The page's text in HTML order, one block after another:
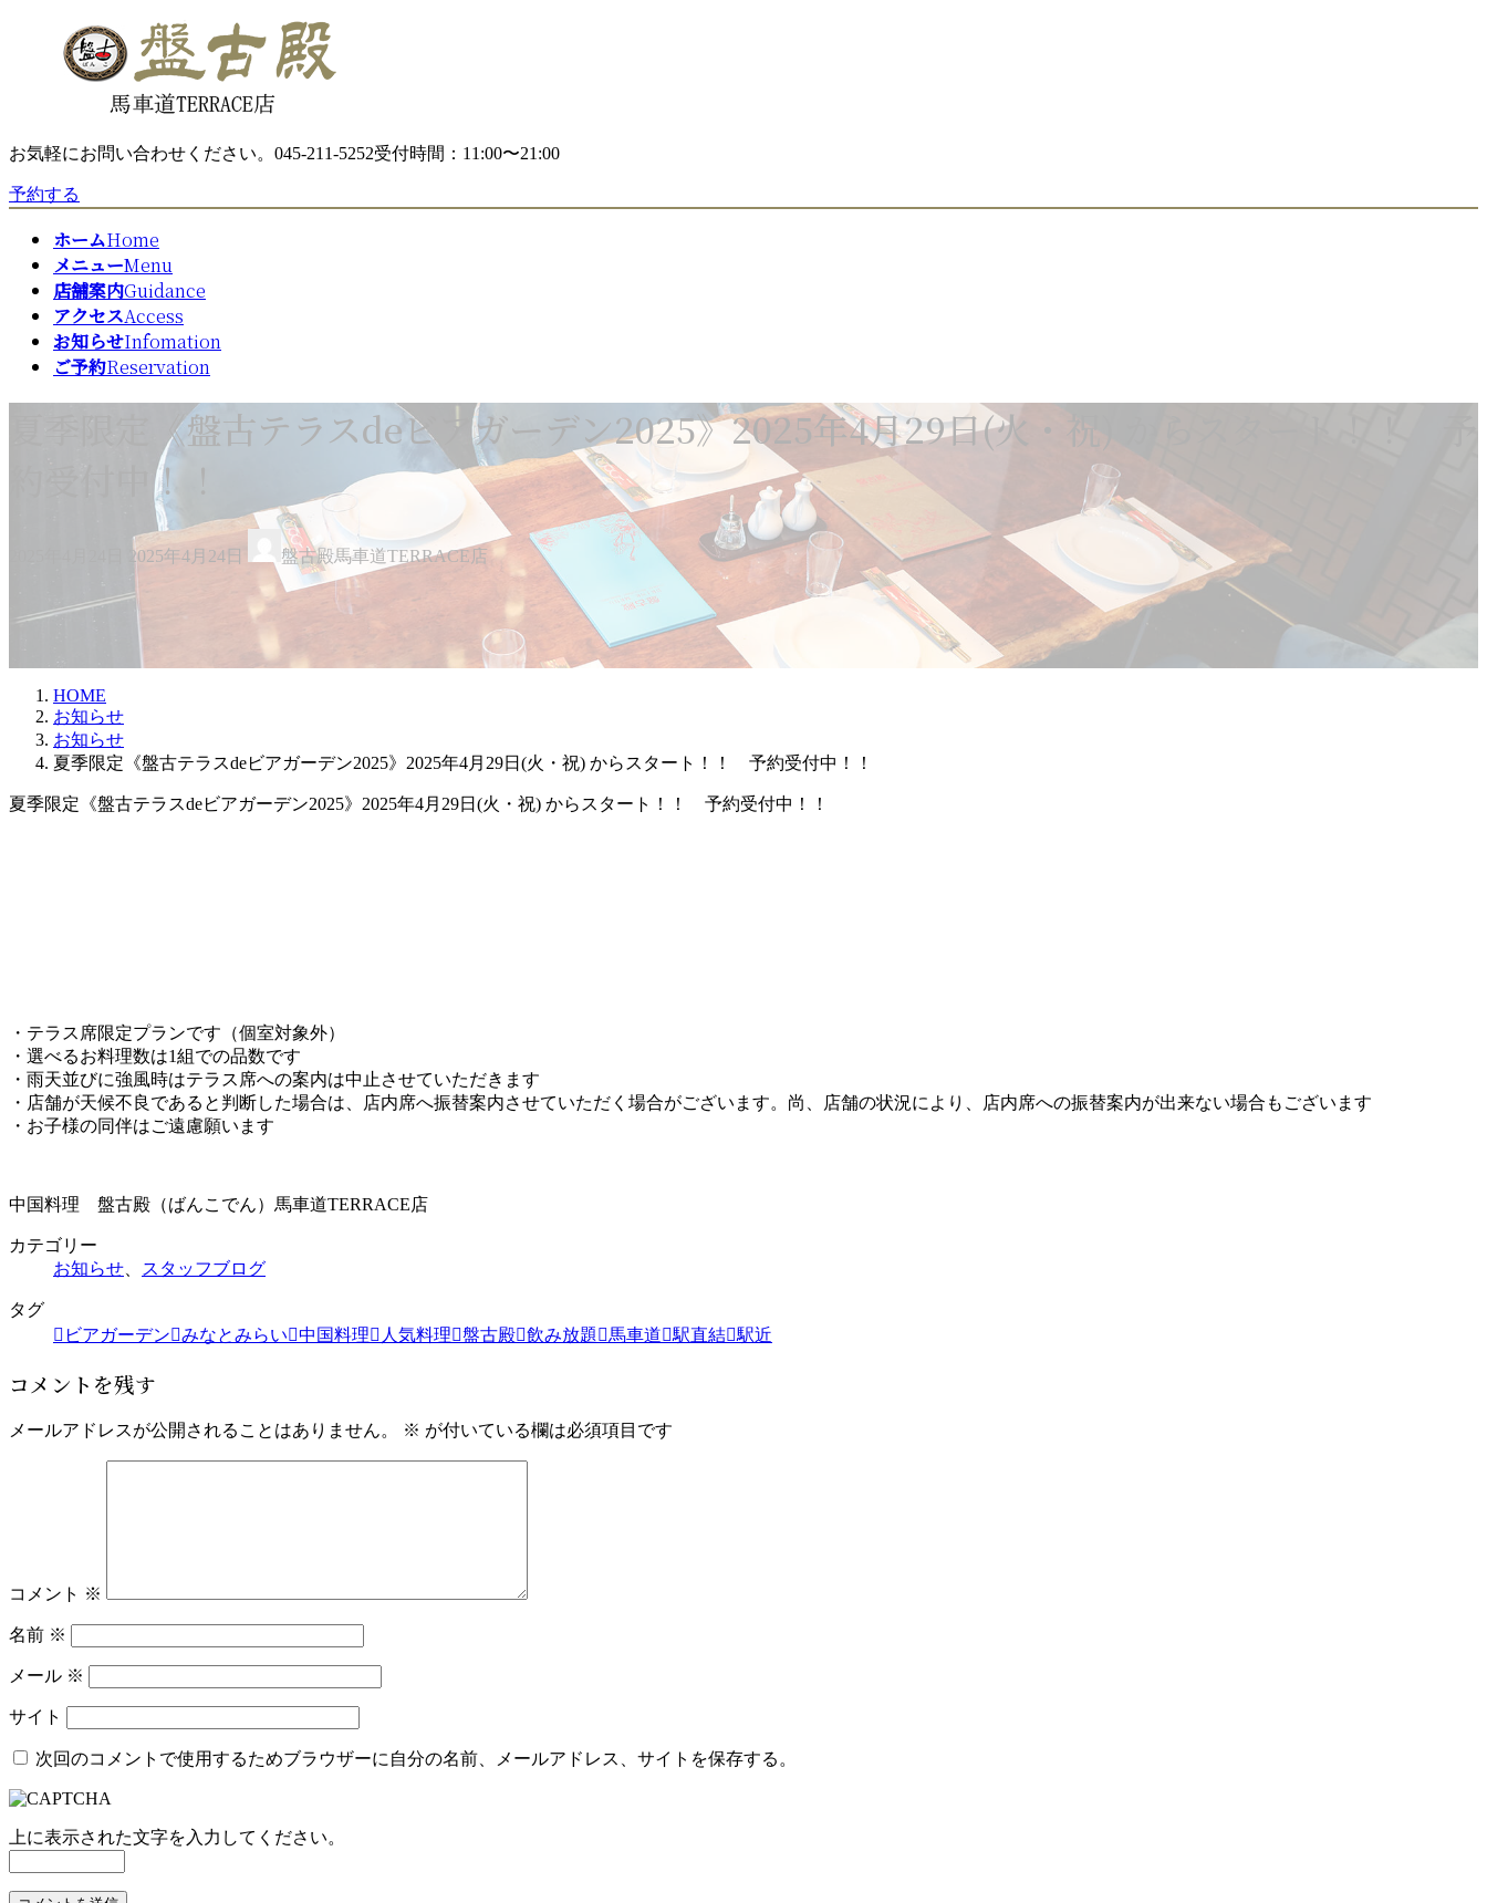
ス
ッ
ン
移
お気軽にお問い合わせください。 045-211-5252受付時間：11:00〜21:00
予約する
ホームHome
メニューMenu
店舗案内Guidance
アクセスAccess
お知らせInfomation
ご予約Reservation
夏季限定《盤古テラスdeビアガーデン2025》2025年4月29日(火・祝) からスタート！！ 予
約受付中！！
最
終
新
2025年4月24日 盤古殿馬車道TERRACE店
HOME
お知らせ
お知らせ
夏季限定《盤古テラスdeビアガーデン2025》2025年4月29日(火・祝) からスタート！！ 予約受付中！！
夏季限定《盤古テラスdeビアガーデン2025》2025年4月29日(火・祝) からスタート！！ 予約受付中！！
・テラス席限定プランです（個室対象外）
・選べるお料理数は1組での品数です
・雨天並びに強風時はテラス席への案内は中止させていただきます
・店舗が天候不良であると判断した場合は、店内席へ振替案内させていただく場合がございます。尚、店舗の状況により、店内席への振替案内が出来ない場合もございます
・お子様の同伴はご遠慮願います
中国料理 盤古殿（ばんこでん）馬車道TERRACE店
カテゴリー
お知らせ、 スタッフブログ
タグ
ビアガーデン
みなとみらい 中国料理 人気料理 盤古殿 飲み放題 馬車道 駅直結 駅近
コメントを残す
メールアドレスが公開されることはありません。 ※ が付いている欄は必須項目です
コメント ※
名前 ※
メール ※
サイト
次回のコメントで使用するためブラウザーに自分の名前、メールアドレス、サイトを保存する。
上に表示された文字を入力してください。